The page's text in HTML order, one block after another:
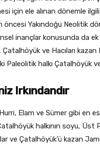
için ele alınan dönemle
öncesi Yakındoğu Neolitik
inançlar konusunda da ek
ve Hacıları
Paleolitik halkı Çatalhöyük
Irkındandır
Elam ve Sümer gibi en
halkının soyu, Üst
ve Çatalhöyük’ü kazan